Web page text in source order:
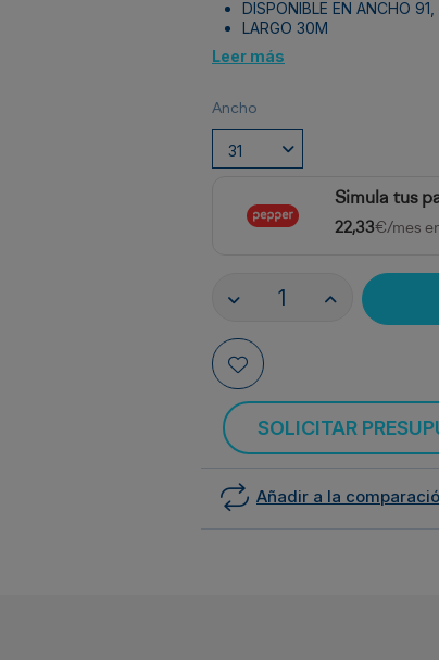
DISPONIBLE EN ANCHO
LARGO 30M
Leer más
Ancho
Simula tus
22,33€/mes
SOLICITAR
Añadir a la